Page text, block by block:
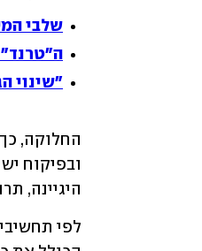
שלבי
ה"טרנד"
"שינוי
היגיינה,